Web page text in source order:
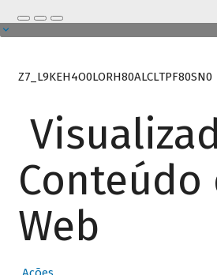
Z7_L9KEH4O0LORH80ALCLTPF80SN0
Conteúdo
Web